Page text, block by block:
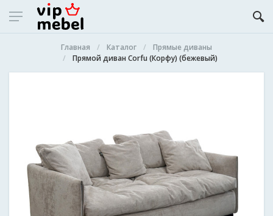
Главная Каталог
Прямые диваны
Прямой диван Corfu (Корфу) (бежевый)